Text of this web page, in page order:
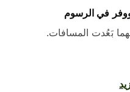
في الرسوم
بَعُدت المسافات.